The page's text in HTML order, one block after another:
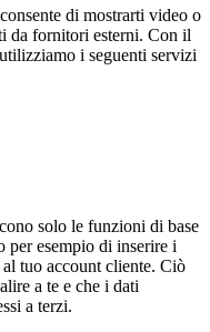
di mostrarti video o
da fornitori esterni. Con il
i seguenti servizi
solo le funzioni di base
per esempio di inserire i
tuo account cliente. Ciò
a te e che i dati
a terzi.